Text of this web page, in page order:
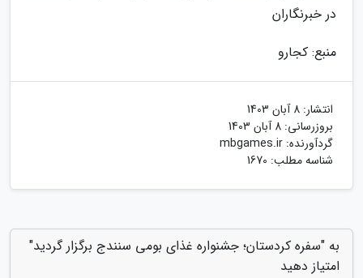
در خبرنگاران
منبع: کجارو
انتشار: 8 آبان 1403
بروزرسانی: 8 آبان 1403
گردآورنده: mbgames.ir
شناسه مطلب: 1670
به "سفره کردستان؛ جشنواره غذای بومی سنندج برگزار گردید"
امتیاز دهید